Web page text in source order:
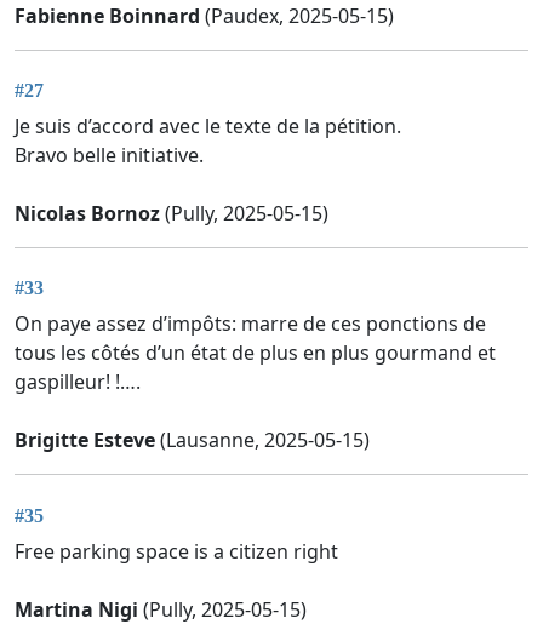
Fabienne Boinnard (Paudex, 2025-05-15)
#27
Je suis d’accord avec le texte de la pétition.
Bravo belle initiative.
Nicolas Bornoz(Pully, 2025-05-15)
#33
On paye assez d’impôts: marre de ces ponctions de
tous les côtés d’un état de plus en plus gourmand et
gaspilleur! !….
Brigitte Esteve(Lausanne, 2025-05-15)
#35
Free parking space is a citizen right
Martina Nigi (Pully, 2025-05-15)